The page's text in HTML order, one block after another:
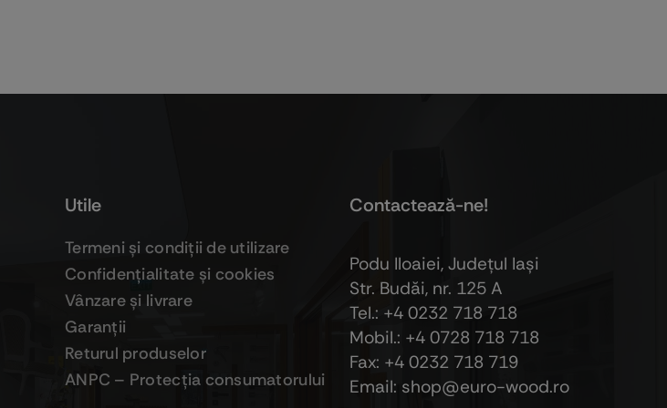
Utile
Termeni şi condiţii de utilizare
Confidenţialitate şi cookies
Vânzare şi livrare
Garanţii
Returul produselor
ANPC – Protecţia consumatorului
Contactează-ne!
Podu Iloaiei, Judeţul Iaşi
Str. Budăi, nr. 125 A
Tel.: +4 0232 718 718
Mobil.: +4 0728 718 718
Fax: +4 0232 718 719
Email: shop@euro-wood.ro